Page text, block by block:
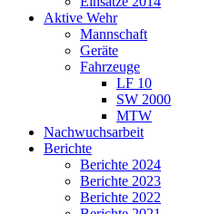
Aktive Wehr
Mannschaft
Geräte
Fahrzeuge
LF 10
SW 2000
MTW
Nachwuchsarbeit
Berichte
Berichte 2024
Berichte 2023
Berichte 2022